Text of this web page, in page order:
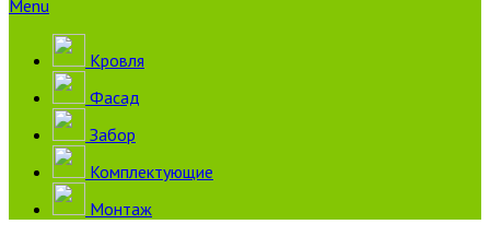
Menu
Кровля
Фасад
Забор
Комплектующие
Монтаж